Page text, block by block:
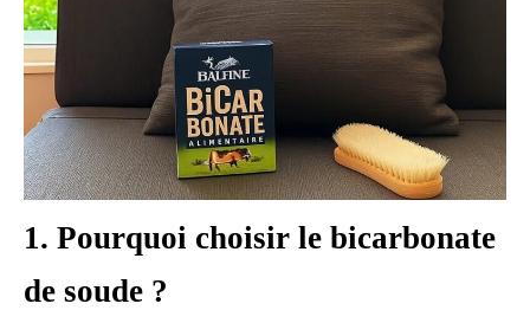
1. Pourquoi choisir le bicarbonate
de soude ?